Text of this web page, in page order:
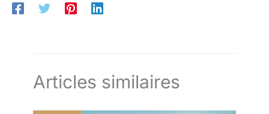
Articles similaires